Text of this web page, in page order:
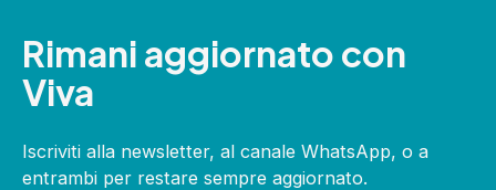
Rimani aggiornato con
Viva
Iscriviti alla newsletter, al canale WhatsApp, o a
entrambi per restare sempre aggiornato.